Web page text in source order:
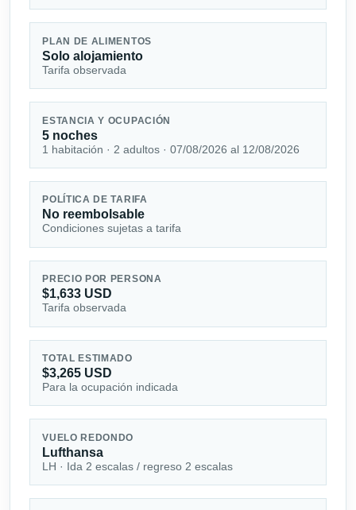
PLAN DE ALIMENTOS
Solo alojamiento
Tarifa observada
ESTANCIA Y OCUPACIÓN
5 noches
1 habitación · 2 adultos · 07/08/2026 al 12/08/2026
POLÍTICA DE TARIFA
No reembolsable
Condiciones sujetas a tarifa
PRECIO POR PERSONA
$1,633 USD
Tarifa observada
TOTAL ESTIMADO
$3,265 USD
Para la ocupación indicada
VUELO REDONDO
Lufthansa
LH · Ida 2 escalas / regreso 2 escalas